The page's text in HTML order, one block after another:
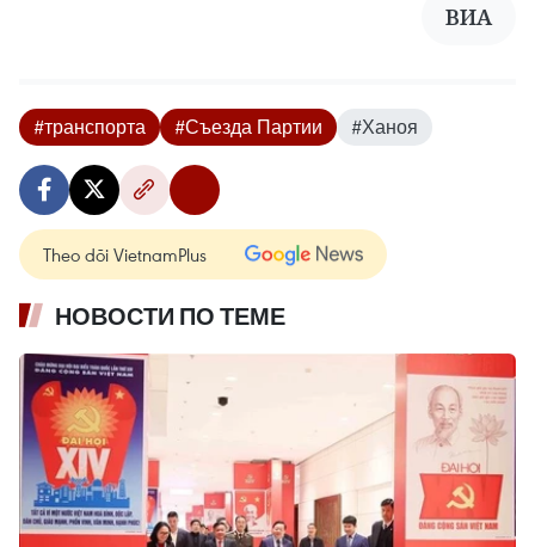
ВИА
#транспорта #Съезда Партии #Ханоя
Theo dõi VietnamPlus
НОВОСТИ ПО ТЕМЕ